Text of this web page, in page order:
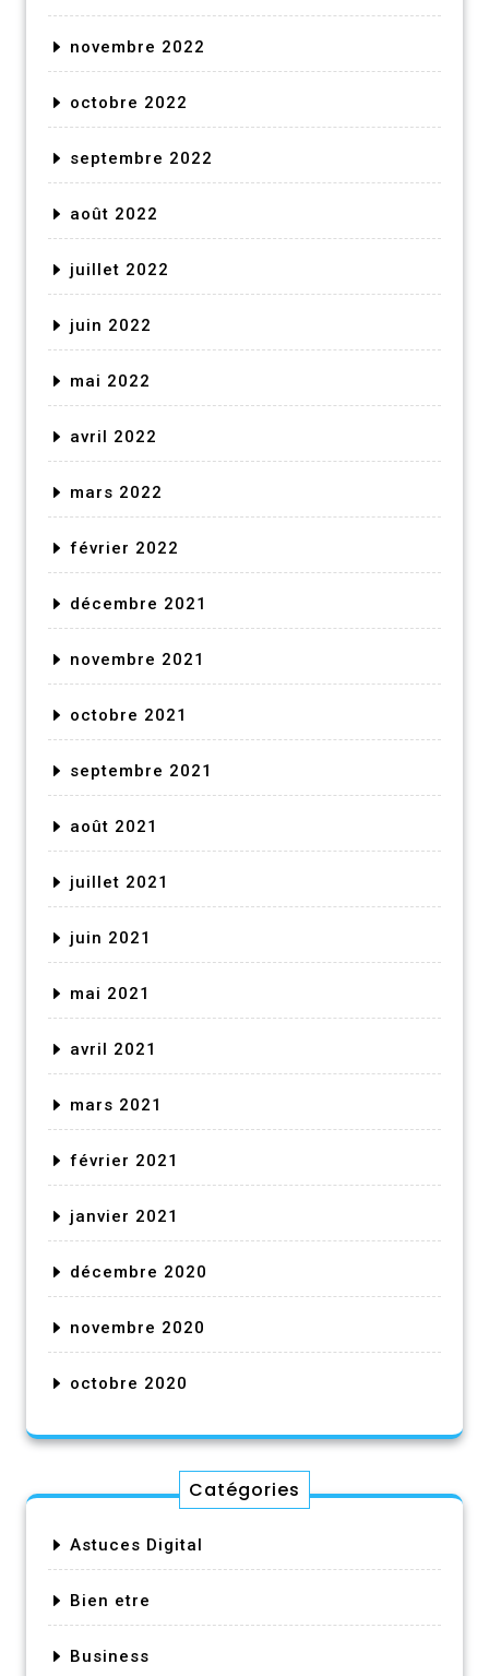
novembre 2022
octobre 2022
septembre 2022
août 2022
juillet 2022
juin 2022
mai 2022
avril 2022
mars 2022
février 2022
décembre 2021
novembre 2021
octobre 2021
septembre 2021
août 2021
juillet 2021
juin 2021
mai 2021
avril 2021
mars 2021
février 2021
janvier 2021
décembre 2020
novembre 2020
octobre 2020
Catégories
Astuces Digital
Bien etre
Business